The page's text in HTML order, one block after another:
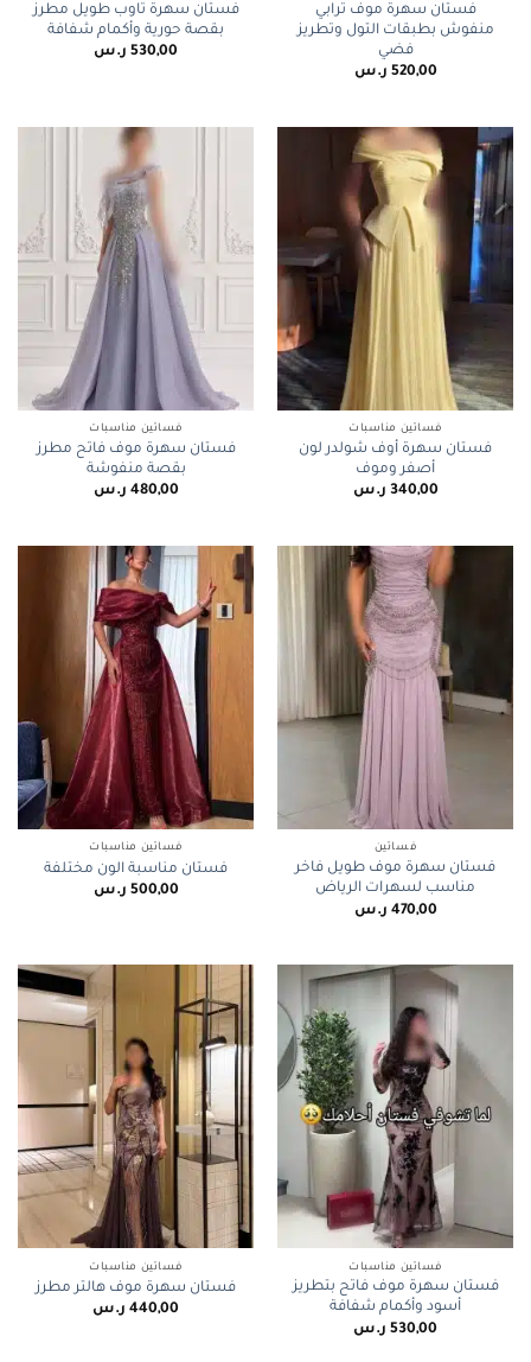
فستان سهرة موف ترابي
منفوش بطبقات التول وتطريز
فضي
520,00 ر.س
فستان سهرة تاوب طويل مطرز
بقصة حورية وأكمام شفافة
530,00 ر.س
فساتين مناسبات
فستان سهرة أوف شولدر لون
أصفر وموف
340,00 ر.س
فساتين مناسبات
فستان سهرة موف فاتح مطرز
بقصة منفوشة
480,00 ر.س
فساتين
فستان سهرة موف طويل فاخر
مناسب لسهرات الرياض
470,00 ر.س
فساتين مناسبات
فستان مناسبة الون مختلفة
500,00 ر.س
فساتين مناسبات
فستان سهرة موف فاتح بتطريز
أسود وأكمام شفافة
530,00 ر.س
فساتين مناسبات
فستان سهرة موف هالتر مطرز
440,00 ر.س